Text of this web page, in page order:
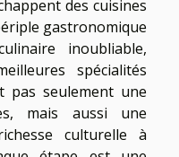
des cuisines
gastronomique
inoubliable,
spécialités
pas seulement une
mais aussi une
culturelle à